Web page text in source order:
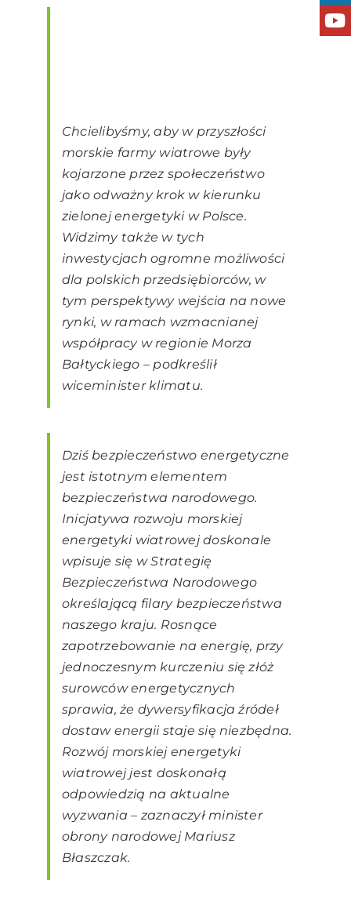
Chcielibyśmy, aby w przyszłości
morskie farmy wiatrowe były
kojarzone przez społeczeństwo
jako odważny krok w kierunku
zielonej energetyki w Polsce.
Widzimy także w tych
inwestycjach ogromne możliwości
dla polskich przedsiębiorców, w
tym perspektywy wejścia na nowe
rynki, w ramach wzmacnianej
współpracy w regionie Morza
Bałtyckiego – podkreślił
wiceminister klimatu.
Dziś bezpieczeństwo energetyczne
jest istotnym elementem
bezpieczeństwa narodowego.
Inicjatywa rozwoju morskiej
energetyki wiatrowej doskonale
wpisuje się w Strategię
Bezpieczeństwa Narodowego
określającą filary bezpieczeństwa
naszego kraju. Rosnące
zapotrzebowanie na energię, przy
jednoczesnym kurczeniu się złóż
surowców energetycznych
sprawia, że dywersyfikacja źródeł
dostaw energii staje się niezbędna.
Rozwój morskiej energetyki
wiatrowej jest doskonałą
odpowiedzią na aktualne
wyzwania – zaznaczył minister
obrony narodowej Mariusz
Błaszczak.